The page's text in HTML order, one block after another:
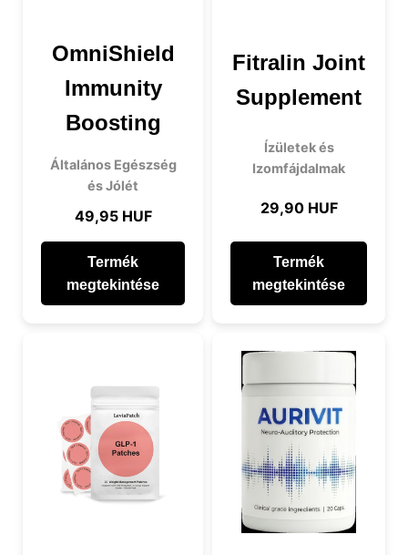
OmniShield
Immunity
Boosting
Általános Egészség
és Jólét
49,95 HUF
Termék
megtekintése
Fitralin Joint
Supplement
Ízületek és
Izomfájdalmak
29,90 HUF
Termék
megtekintése